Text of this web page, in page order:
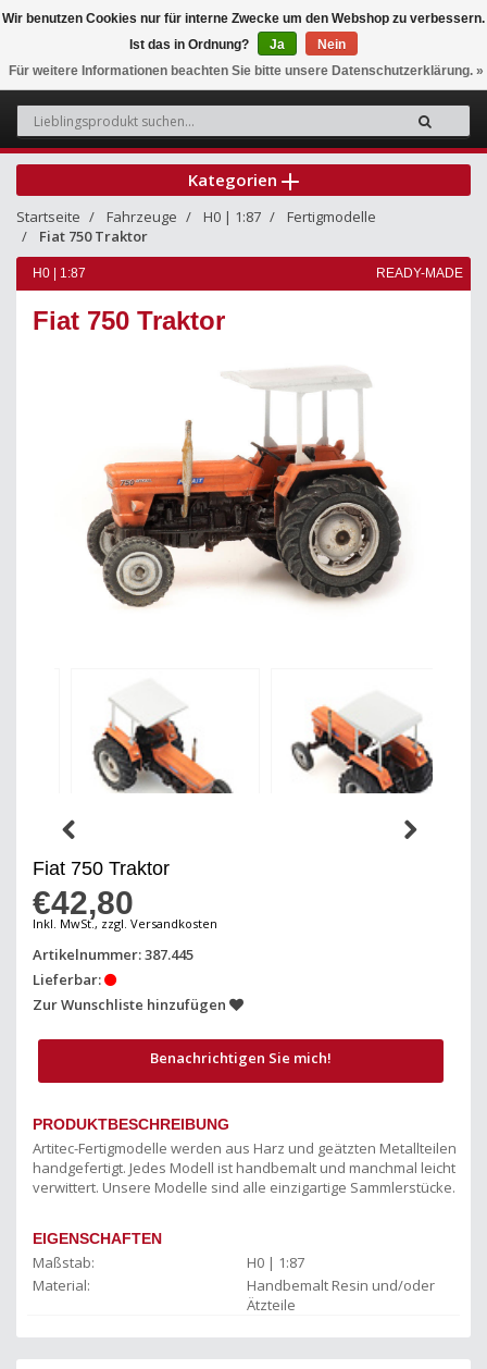
0
Kategorien
Startseite Fahrzeuge H0 | 1:87
Fertigmodelle
Fiat 750 Traktor
H0 | 1:87 READY-MADE
Fiat 750 Traktor
Fiat 750 Traktor
€42,80
Inkl. MwSt., zzgl. Versandkosten
Artikelnummer: 387.445
Lieferbar:
Zur Wunschliste hinzufügen
Benachrichtigen Sie mich!
PRODUKTBESCHREIBUNG
Artitec-Fertigmodelle werden aus Harz und geätzten Metallteilen
handgefertigt. Jedes Modell ist handbemalt und manchmal leicht
verwittert. Unsere Modelle sind alle einzigartige Sammlerstücke.
EIGENSCHAFTEN
Maßstab:
H0 | 1:87
Material:
Handbemalt Resin und/oder
Ätzteile
Wir benutzen Cookies nur für interne Zwecke um den Webshop zu verbessern.
Ist das in Ordnung?
Ja
Nein
Für weitere Informationen beachten Sie bitte unsere Datenschutzerklärung. »